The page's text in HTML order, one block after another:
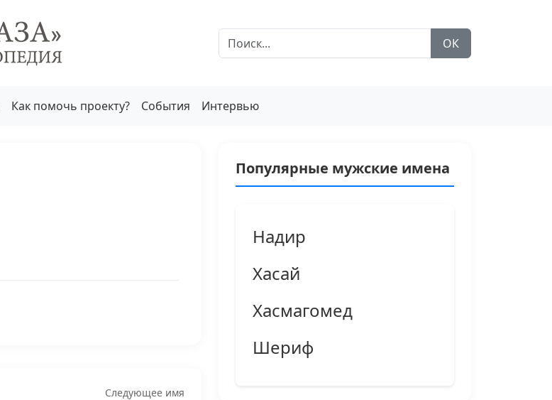
ОК
Как помочь проекту? События Интервью
Следующее имя
Популярные мужские имена
Надир
Хасай
Хасмагомед
Шериф